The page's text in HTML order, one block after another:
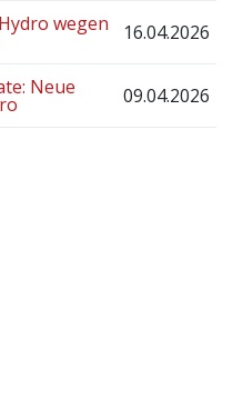
wegen 16.04.2026
Neue 09.04.2026